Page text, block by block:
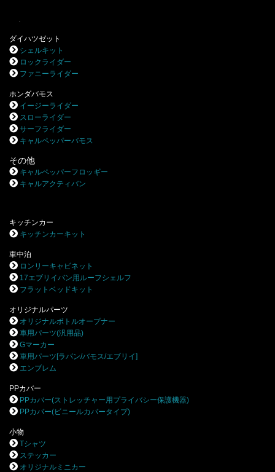
ダイハツゼット
シェルキット
ロックライダー
ファニーライダー
ホンダバモス
イージーライダー
スローライダー
サーフライダー
キャルペッパーバモス
その他
キャルペッパーフロッギー
キャルアクティバン
キッチンカー
キッチンカーキット
車中泊
ロンリーキャビネット
17エブリイバン用ルーフシェルフ
フラットベッドキット
オリジナルパーツ
オリジナルボトルオープナー
車用パーツ(汎用品)
Gマーカー
車用パーツ[ラパン/バモス/エブリイ]
エンブレム
PPカバー
PPカバー(ストレッチャー用プライバシー保護機器)
PPカバー(ビニールカバータイプ)
小物
Tシャツ
ステッカー
オリジナルミニカー